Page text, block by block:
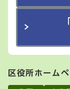
区役所ホーム